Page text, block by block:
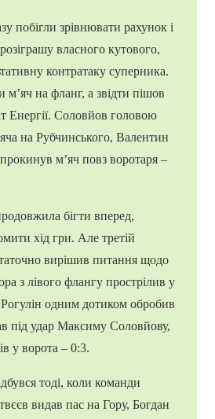
побігли зрівнювати рахунок і
власного кутового,
контратаку суперника.
м’яч на фланг, а звідти пішов
Енергії. Соловйов головою
на Рубчинського, Валентин
м’яч повз воротаря –
бігти вперед,
хід гри. Але третій
вирішив питання щодо
з лівого флангу прострілив у
одним дотиком обробив
під удар Максиму Соловйову,
у ворота – 0:3.
тоді, коли команди
видав пас на Гору, Богдан